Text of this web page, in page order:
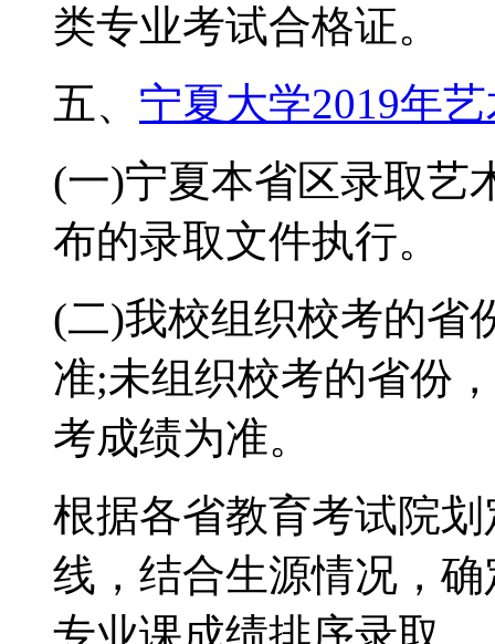
类专业考试合格证。
五、 宁夏大学2019年
(一)宁夏本省区录取艺
布的录取文件执行。
(二)我校组织校考的省
准;未组织校考的省份
考成绩为准。
根据各省教育考试院
线，结合生源情况，
专业课成绩排序录取。